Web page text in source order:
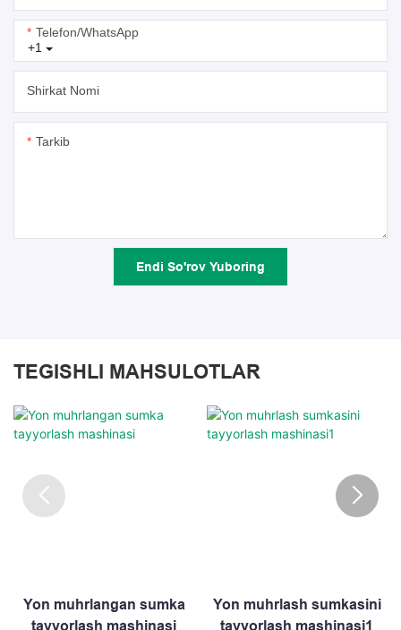
+1
Telefon/whatsApp
Shirkat Nomi
Tarkib
Endi So'rov Yuboring
TEGISHLI MAHSULOTLAR
Yon muhrlangan sumka
tayyorlash mashinasi
Yon muhrlash sumkasini
tayyorlash mashinasi1